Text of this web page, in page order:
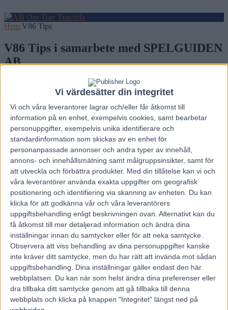
Vi värdesätter din integritet
Vi och våra leverantorer lagrar och/eller får åtkomst till
information på en enhet, exempelvis cookies, samt bearbetar
personuppgifter, exempelvis unika identifierare och
standardinformation som skickas av en enhet för
personanpassade annonser och andra typer av innehåll,
annons- och innehållsmätning samt målgruppsinsikter, samt för
att utveckla och förbättra produkter. Med din tillåtelse kan vi och
våra leverantörer använda exakta uppgifter om geografisk
positionering och identifiering via skanning av enheten. Du kan
klicka för att godkänna vår och våra leverantörers
uppgiftsbehandling enligt beskrivningen ovan. Alternativt kan du
få åtkomst till mer detaljerad information och ändra dina
inställningar innan du samtycker eller för att neka samtycke.
Observera att viss behandling av dina personuppgifter kanske
inte kräver ditt samtycke, men du har rätt att invända mot sådan
uppgiftsbehandling. Dina inställningar gäller endast den här
webbplatsen. Du kan när som helst ändra dina preferenser eller
dra tillbaka ditt samtycke genom att gå tillbaka till denna
webbplats och klicka på knappen "Integritet" längst ned på
Hem V86 Tips
V86 Tips i samarbete med SPELGUIDEN
AB
V86 Tips i samarbete med SPELGUIDEN
AB
ÅBY : 3 UNIQUE CREATION
har fina fartresurser i det
här säll- skapet och toppchans när Johan mest troligast får överta
ledningen efter en bit. Men det finns två speediga motbud som kan
dra nytta av rygg ledaren och bruka medioker stretch över målrakan.
Trio på V86!RANKING: A: 3 B: 7– 5 C: 1–2–4–6
V86 –2 SOLVALLA: 7 MERCENARY
drog vinstlotten i
spårtombolan när Westholms vindsnabba 6 –åring blåser till
ledningen innan någon av motståndarna hunnit rycka upp
pickadollerna ur hölstret och Jörgen kan spåra runt om i kvällens
clou där B–gruppen också får plats…RANKING: A: 7 B: 1–10–
12–2–8 C: 4–5–3–9– 6–11
3ÅBY
gjorde en strålande comeback
efter massor av strul och imponerade storligen från ledningen.
Conrad blir svårtuggad om han får bestämma i täten men vi dubblar